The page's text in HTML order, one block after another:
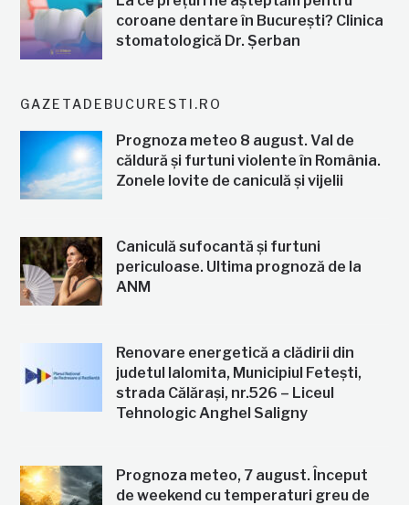
coroane dentare în București? Clinica
stomatologică Dr. Șerban
GAZETADEBUCURESTI.RO
Prognoza meteo 8 august. Val de
căldură și furtuni violente în România.
Zonele lovite de caniculă și vijelii
Caniculă sufocantă și furtuni
periculoase. Ultima prognoză de la
ANM
Renovare energetică a clădirii din
judetul Ialomita, Municipiul Fetești,
strada Călărași, nr.526 – Liceul
Tehnologic Anghel Saligny
Prognoza meteo, 7 august. Început
de weekend cu temperaturi greu de